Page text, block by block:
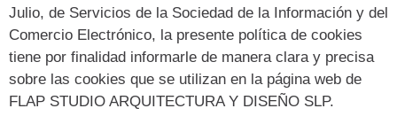
Julio, de Servicios de la Sociedad de la Información y del
Comercio Electrónico, la presente política de cookies
tiene por finalidad informarle de manera clara y precisa
sobre las cookies que se utilizan en la página web de
FLAP STUDIO ARQUITECTURA Y DISEÑO SLP.